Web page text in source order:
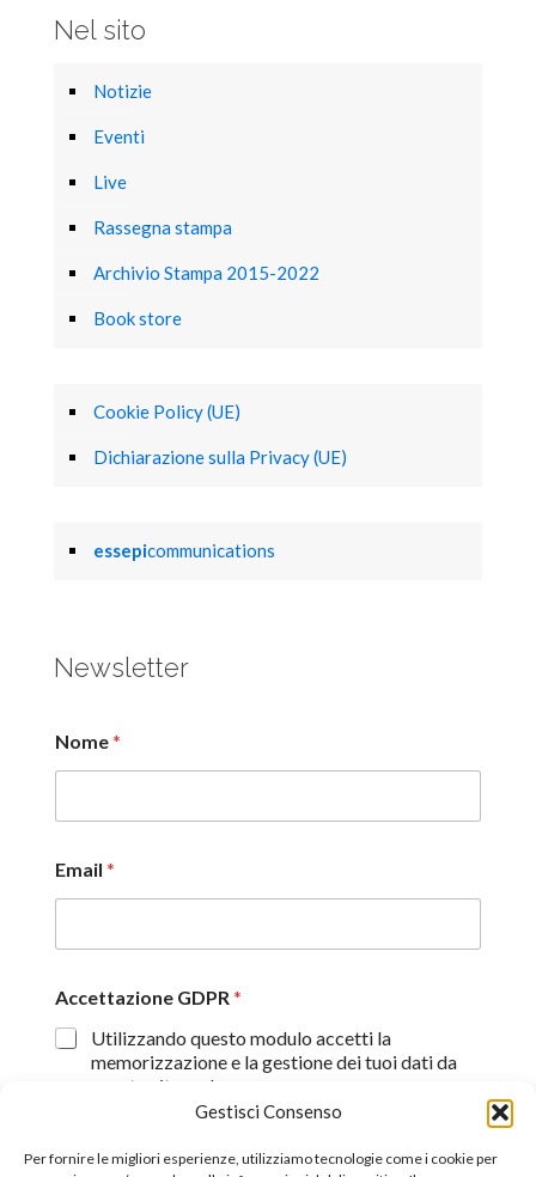
Gestisci Consenso
Per fornire le migliori esperienze, utilizziamo tecnologie come i cookie per
Nel sito
Notizie
Eventi
Live
Rassegna stampa
Archivio Stampa 2015-2022
Book store
Cookie Policy (UE)
Dichiarazione sulla Privacy (UE)
essepicommunications
Newsletter
Nome*
Email *
Accettazione GDPR*
Utilizzando questo modulo accetti la
memorizzazione e la gestione dei tuoi dati da
questo sito web.
Proseguendo, dichiaro di aver preso visione